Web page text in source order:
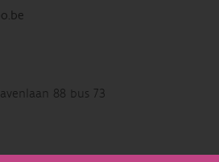
88 bus 73